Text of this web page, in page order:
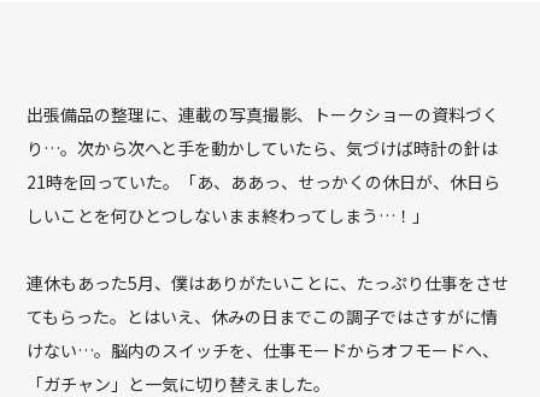
出張備品の整理に、連載の写真撮影、トークショーの資料づく
り…。次から次へと手を動かしていたら、気づけば時計の針は
21時を回っていた。「あ、ああっ、せっかくの休日が、休日ら
しいことを何ひとつしないまま終わってしまう…！」
連休もあった5月、僕はありがたいことに、たっぷり仕事をさせ
てもらった。とはいえ、休みの日までこの調子ではさすがに情
けない…。脳内のスイッチを、仕事モードからオフモードへ、
「ガチャン」と一気に切り替えました。